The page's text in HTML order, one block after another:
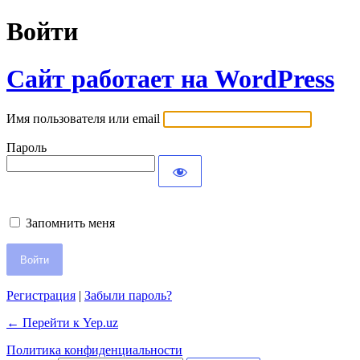
Войти
Сайт работает на WordPress
Имя пользователя или email
Пароль
Запомнить меня
Регистрация | Забыли пароль?
← Перейти к Yep.uz
Политика конфиденциальности